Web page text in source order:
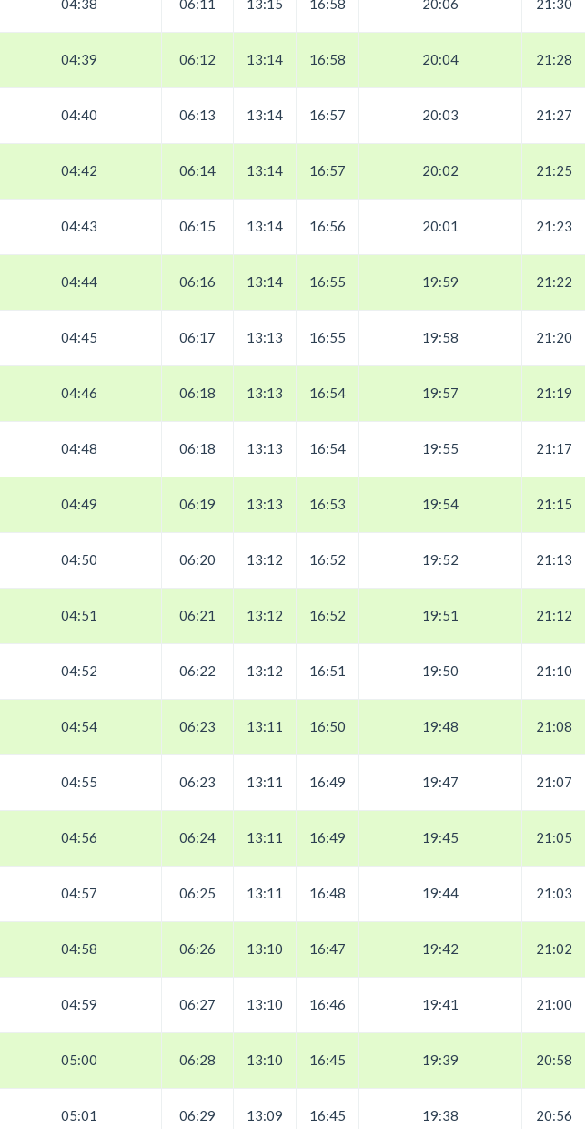
04:38 06:11 13:15 16:58 20:06 21:30
04:39 06:12 13:14 16:58 20:04 21:28
04:40 06:13 13:14 16:57 20:03 21:27
04:42 06:14 13:14 16:57 20:02 21:25
04:43 06:15 13:14 16:56 20:01 21:23
04:44 06:16 13:14 16:55 19:59 21:22
04:45 06:17 13:13 16:55 19:58 21:20
04:46 06:18 13:13 16:54 19:57 21:19
04:48 06:18 13:13 16:54 19:55 21:17
04:49 06:19 13:13 16:53 19:54 21:15
04:50 06:20 13:12 16:52 19:52 21:13
04:51 06:21 13:12 16:52 19:51 21:12
04:52 06:22 13:12 16:51 19:50 21:10
04:54 06:23 13:11 16:50 19:48 21:08
04:55 06:23 13:11 16:49 19:47 21:07
04:56 06:24 13:11 16:49 19:45 21:05
04:57 06:25 13:11 16:48 19:44 21:03
04:58 06:26 13:10 16:47 19:42 21:02
04:59 06:27 13:10 16:46 19:41 21:00
05:00 06:28 13:10 16:45 19:39 20:58
05:01 06:29 13:09 16:45 19:38 20:56